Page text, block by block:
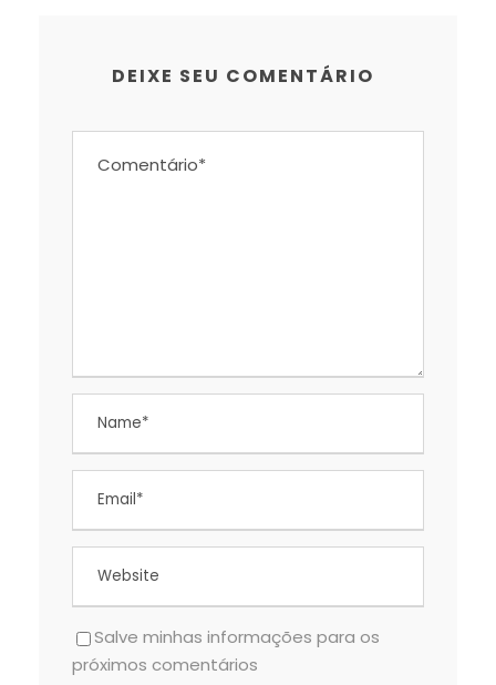
DEIXE SEU COMENTÁRIO
Salve minhas informações para os
próximos comentários